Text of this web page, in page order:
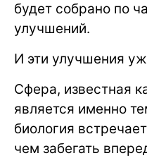
будет собрано по
улучшений.
И эти улучшения
Сфера, известная
является именно
биология
чем забегать